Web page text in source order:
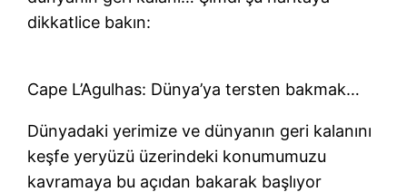
dikkatlice bakın:
Cape L’Agulhas: Dünya’ya tersten bakmak…
Dünyadaki yerimize ve dünyanın geri kalanını
keşfe yeryüzü üzerindeki konumumuzu
kavramaya bu açıdan bakarak başlıyor